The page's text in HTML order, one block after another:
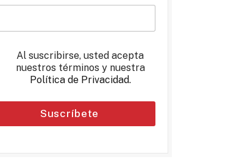
Al suscribirse, usted acepta
nuestros términos y nuestra
Política de Privacidad.
Suscríbete